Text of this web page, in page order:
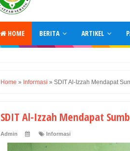
HOME BERITA ARTIKEL
Home » Informasi » SDIT Al-Izzah Mendapat
SDIT Al-Izzah Mendapat
Admin Informasi